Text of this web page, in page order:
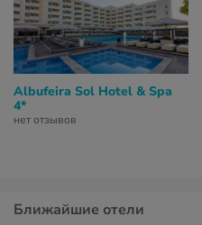
Albufeira Sol Hotel & Spa
4*
нет отзывов
Ближайшие отели